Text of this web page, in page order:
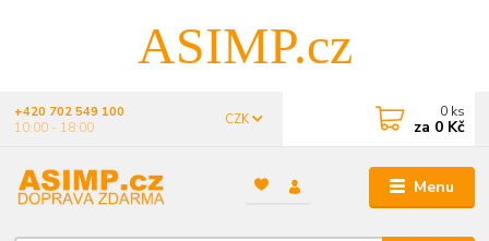
ASIMP.cz
Menu
CZK
+420 702 549 100
10:00 - 18:00
0 ks
za 0 Kč